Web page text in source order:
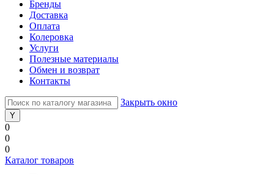
Бренды
Доставка
Оплата
Колеровка
Услуги
Полезные материалы
Обмен и возврат
Контакты
Закрыть окно
0
0
0
Каталог товаров